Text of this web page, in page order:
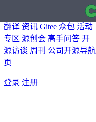
博客
翻译 资讯 Gitee 众包 活动
专区 源创会 高手问答 开
源访谈 周刊 公司开源导航
页
登录 注册